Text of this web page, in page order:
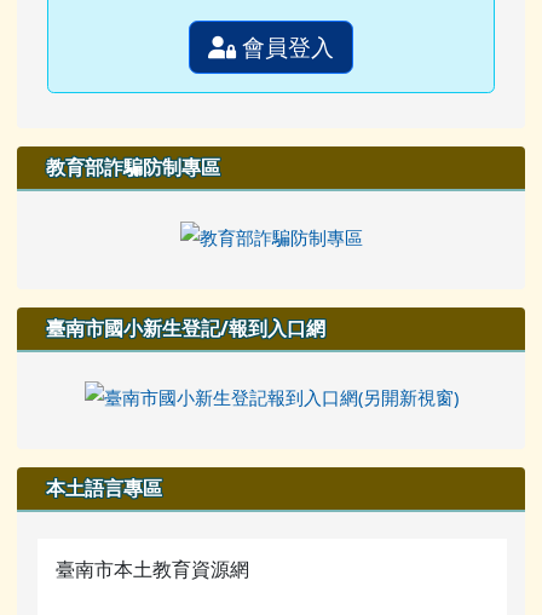
會員登入
教育部詐騙防制專區
臺南市國小新生登記/報到入口網
本土語言專區
臺南市本土教育資源網